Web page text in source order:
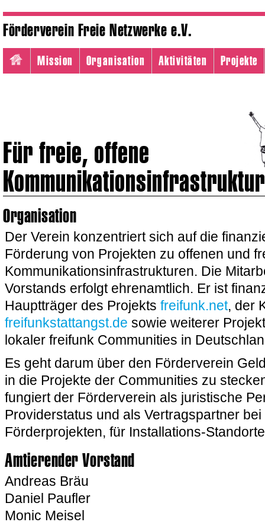
Förderverein Freie Netzwerke e.V.
Mission Organisation Aktivitäten Projekte
Für freie, offene
Organisation
Der Verein konzentriert sich auf die
Förderung von Projekten zu offenen und
Kommunikationsinfrastrukturen. Die
Vorstands erfolgt ehrenamtlich. Er ist
Hauptträger des Projekts freifunk.net, der
freifunkstattangst.de sowie weiterer
lokaler freifunk Communities in
Es geht darum über den Förderverein
in die Projekte der Communities zu
fungiert der Förderverein als juristische
Providerstatus und als Vertragspartner
Förderprojekten, für Installations-
Amtierender Vorstand
Andreas Bräu
Daniel Paufler
Monic Meisel